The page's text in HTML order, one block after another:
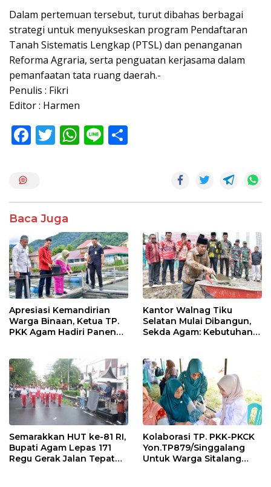
Dalam pertemuan tersebut, turut dibahas berbagai
strategi untuk menyukseskan program Pendaftaran
Tanah Sistematis Lengkap (PTSL) dan penanganan
Reforma Agraria, serta penguatan kerjasama dalam
pemanfaatan tata ruang daerah.-
Penulis : Fikri
Editor : Harmen
F
o
o
k
T W
p
p
Li
Baca Juga
Apresiasi Kemandirian
Warga Binaan, Ketua TP.
PKK Agam Hadiri Panen
Kantor Walnag Tiku
Selatan Mulai Dibangun,
Sekda Agam: Kebutuhan
Semarakkan HUT ke-81 RI,
Bupati Agam Lepas 171
Regu Gerak Jalan Tepat
Kolaborasi TP. PKK-PKCK
Yon.TP879/Singgalang
Untuk Warga Sitalang